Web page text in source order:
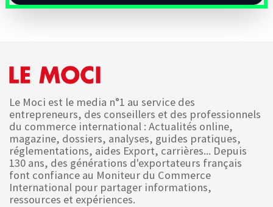
Le Moci est le media n°1 au service des
entrepreneurs, des conseillers et des professionnels
du commerce international : Actualités online,
magazine, dossiers, analyses, guides pratiques,
réglementations, aides Export, carrières... Depuis
130 ans, des générations d'exportateurs français
font confiance au Moniteur du Commerce
International pour partager informations,
ressources et expériences.